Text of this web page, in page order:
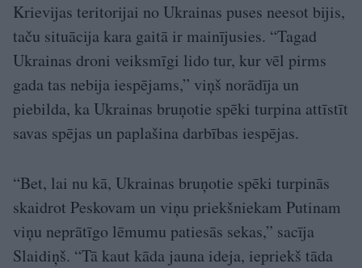
Krievijas teritorijai no Ukrainas puses neesot bijis,
taču situācija kara gaitā ir mainījusies. “Tagad
Ukrainas droni veiksmīgi lido tur, kur vēl pirms
gada tas nebija iespējams,” viņš norādīja un
piebilda, ka Ukrainas bruņotie spēki turpina attīstīt
savas spējas un paplašina darbības iespējas.
“Bet, lai nu kā, Ukrainas bruņotie spēki turpinās
skaidrot Peskovam un viņu priekšniekam Putinam
viņu neprātīgo lēmumu patiesās sekas,” sacīja
Slaidiņš. “Tā kaut kāda jauna ideja, iepriekš tāda